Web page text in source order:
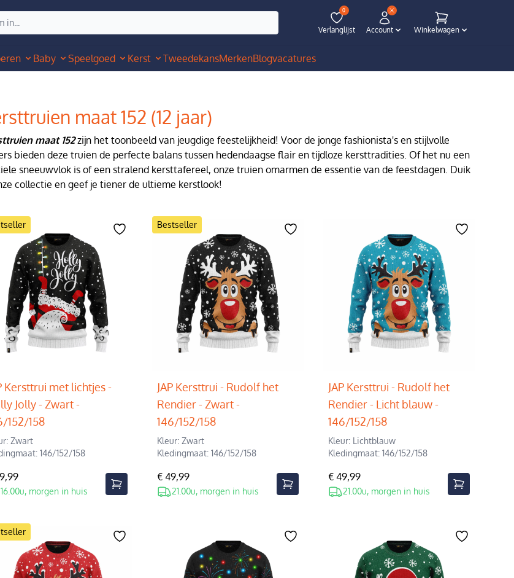
0
Verlanglijst Account Winkelwagen
Baby Speelgoed Kerst TweedekansMerkenBlogvacatures
maat 152 (12 jaar)
maat 152zijn het toonbeeld van jeugdige feestelijkheid! Voor de jonge fashionista's en stijlvolle
bieden deze truien de perfecte balans tussen hedendaagse flair en tijdloze kersttradities. Of het nu een
sneeuwvlok is of een stralend kersttafereel, onze truien omarmen de essentie van de feestdagen. Duik
collectie en geef je tiener de ultieme kerstlook!
Kersttrui met lichtjes -
Jolly - Zwart -
152/158
Zwart
146/152/158
16.00u, morgen in huis
Bestseller
JAP Kersttrui - Rudolf het
Rendier - Zwart -
146/152/158
Kleur: Zwart
Kledingmaat: 146/152/158
€ 49,99
21.00u, morgen in huis
JAP Kersttrui - Rudolf het
Rendier - Licht blauw -
146/152/158
Kleur: Lichtblauw
Kledingmaat: 146/152/158
€ 49,99
21.00u, morgen in huis